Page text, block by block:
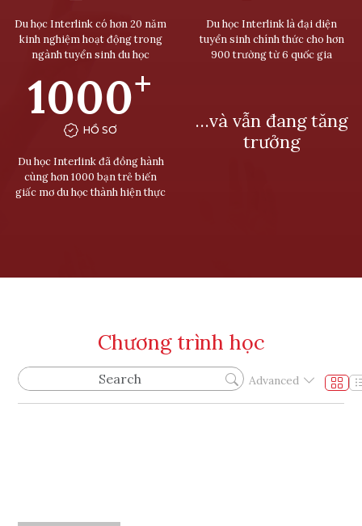
Du học Interlink có hơn 20 năm
kinh nghiệm hoạt động trong
ngành tuyển sinh du học
Du học Interlink là đại diện
tuyển sinh chính thức cho hơn
900 trường từ 6 quốc gia
1000+
HỒ SƠ
Du học Interlink đã đồng hành
cùng hơn 1000 bạn trẻ biến
giấc mơ du học thành hiện thực
…và vẫn đang tăng
trưởng
Chương trình học
Advanced